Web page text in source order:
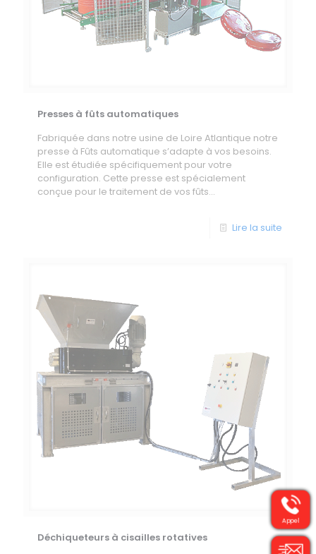
Presses à fûts automatiques
Fabriquée dans notre usine de Loire Atlantique notre
presse à Fûts automatique s’adapte à vos besoins.
Elle est étudiée spécifiquement pour votre
configuration. Cette presse est spécialement
conçue pour le traitement de vos fûts...
Lire la suite
Déchiqueteurs à cisailles rotatives
Appel